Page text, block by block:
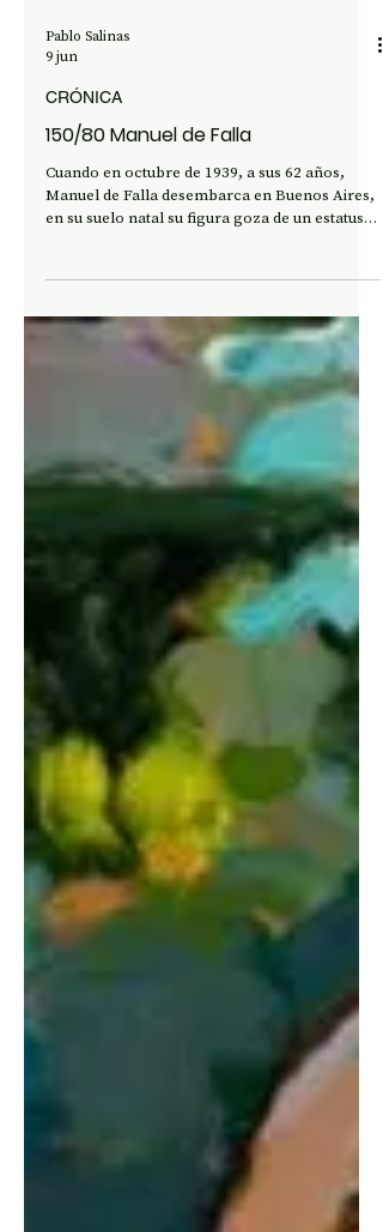
Pablo Salinas
9 jun
CRÓNICA
150/80 Manuel de Falla
Manuel de Falla desembarca en Buenos Aires,
superior, único. La guerra, que ha fracturado a
su patria, España, viene de terminar hace
apenas unos pocos meses y su onda expansiva
ha cobrado víctimas con voracidad